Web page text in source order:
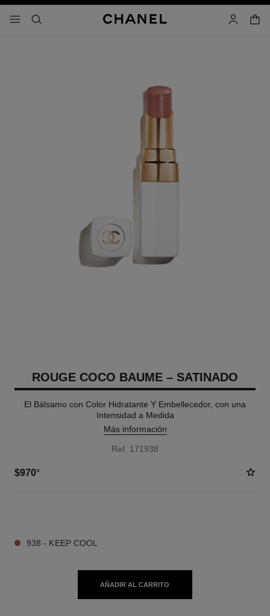
- navegación principal
buscar cuenta
carrito
ROUGE COCO BAUME – SATINADO
El Bálsamo con Color Hidratante Y Embellecedor, con una
Intensidad a Medida
Más información
Ref. 171938
$970*
938 - KEEP COOL
AÑADIR AL CARRITO